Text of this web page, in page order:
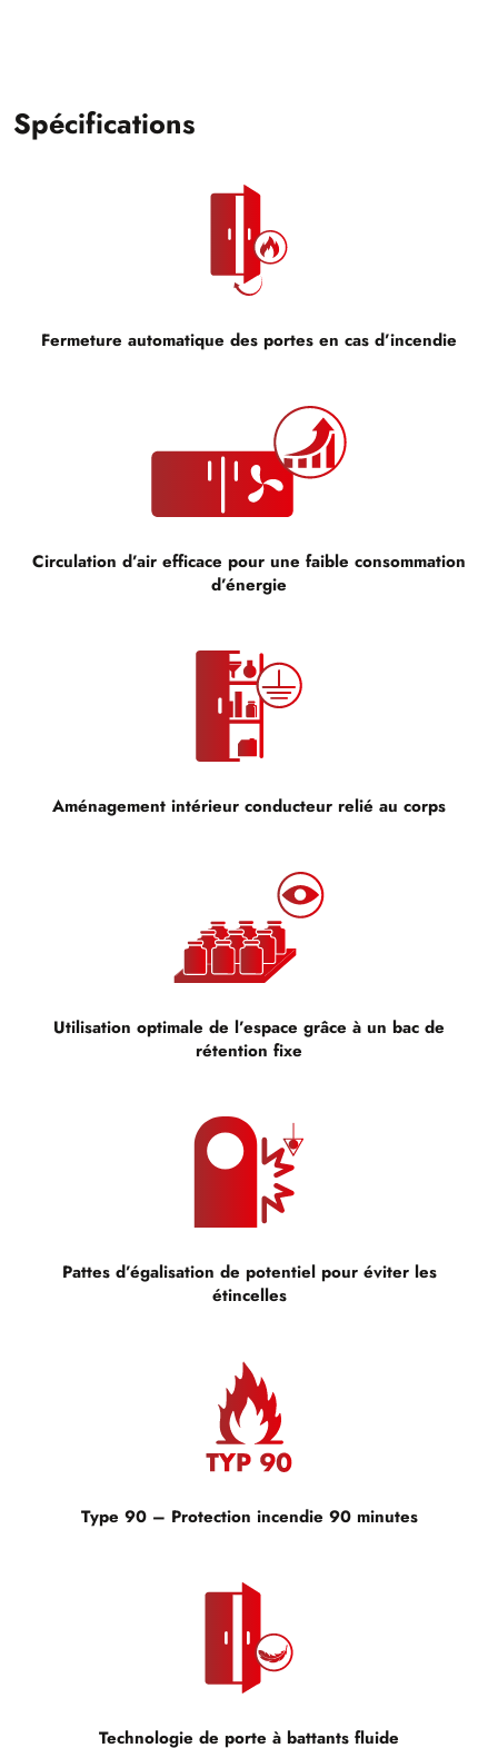
Spécifications
Fermeture automatique des portes en cas d’incendie
Circulation d’air efficace pour une faible consommation
d’énergie
Aménagement intérieur conducteur relié au corps
Utilisation optimale de l’espace grâce à un bac de
rétention fixe
Pattes d’égalisation de potentiel pour éviter les
étincelles
Type 90 – Protection incendie 90 minutes
Technologie de porte à battants fluide